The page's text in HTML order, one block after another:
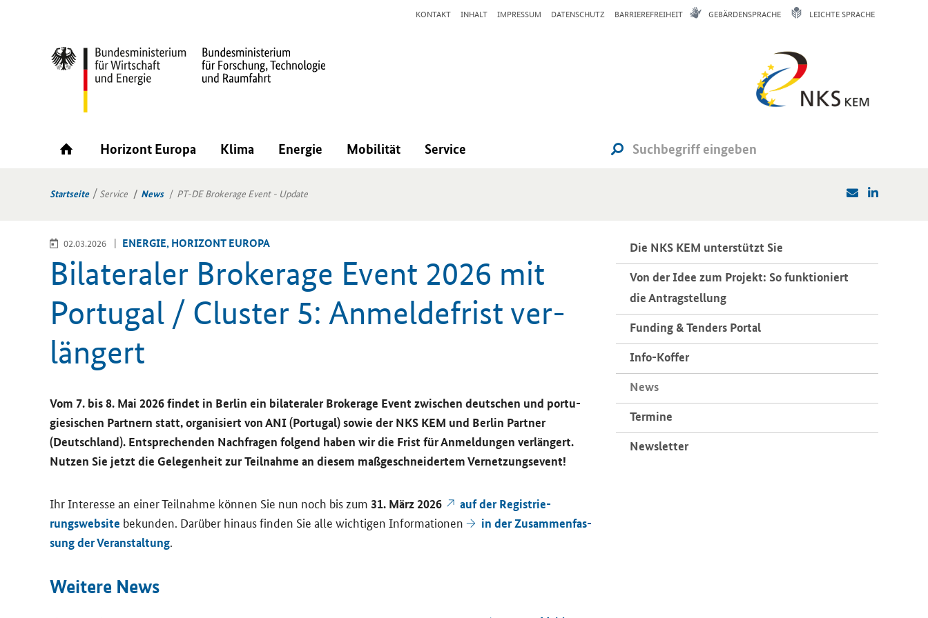
KONTAKT INHALT IMPRESSUM DATENSCHUTZ BARRIEREFREIHEIT GEBÄRDENSPRACHE LEICHTE SPRACHE
Horizont Europa Klima Energie Mobilität Service
Startseite Service News PT-DE Brokerage Event - Update
02.03.2026 EN­ER­GIE, HO­RI­ZONT EU­RO­PA
Bi­la­te­ra­ler Brokerage Event 2026 mit
Por­tu­gal / Cluster 5: An­mel­de­frist ver­
län­gert
Vom 7. bis 8. Mai 2026 fin­det in Ber­lin ein bi­la­te­ra­lerBrokerage Event zwi­schen deut­schen und por­tu­
gie­si­schen Part­nern statt, or­ga­ni­siert von ANI (Por­tu­gal) sowie der NKS KEM und Ber­lin Part­ner
(Deutsch­land). Ent­spre­chen­den Nach­fra­gen fol­gend haben wir die Frist für An­mel­dun­gen ver­län­gert.
Nut­zen Sie jetzt die Ge­le­gen­heit zur Teil­nah­me an die­sem maß­ge­schnei­der­tem Ver­net­zungsevent!
Ihr In­ter­es­se an einer Teil­nah­me kön­nen Sie nun noch bis zum 31. März 2026
auf der Re­gis­trie­
rungswebsite be­kun­den. Dar­über hin­aus fin­den Sie alle wich­ti­gen In­for­ma­tio­nen
in der Zu­sam­men­fas­
sung der Ver­an­stal­tung.
Wei­te­re News
Die NKS KEM un­ter­stützt Sie
Von der Idee zum Pro­jekt: So funk­tio­niert
die An­trag­stel­lung
Fun­ding & Ten­ders Por­tal
Info-​Koffer
News
Ter­mi­ne
News­let­ter